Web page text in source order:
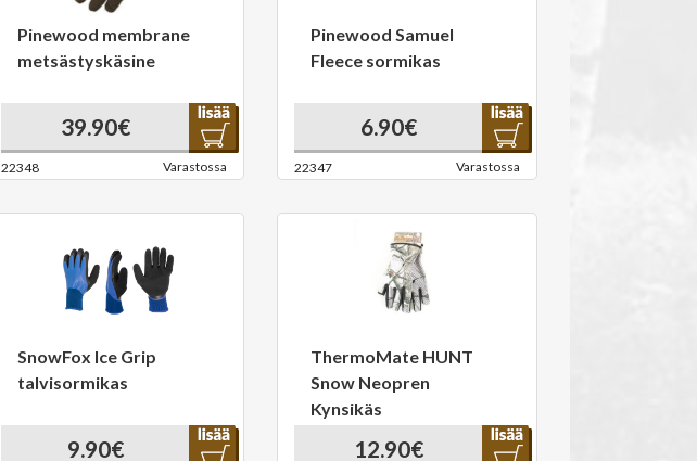
Pinewood membrane
metsästyskäsine
39.90€
22348 Varastossa
Pinewood Samuel
Fleece sormikas
6.90€
22347 Varastossa
SnowFox Ice Grip
talvisormikas
9.90€
ThermoMate HUNT
Snow Neopren
Kynsikäs
12.90€